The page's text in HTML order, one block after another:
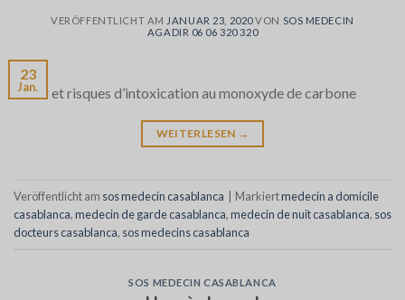
VERÖFFENTLICHT AM JANUAR 23, 2020VON SOS MEDECIN
AGADIR 06 06 320 320
23
Jan.
Hiver et risques d’intoxication au monoxyde de carbone
WEITERLESEN →
Veröffentlicht am sos medecin casablanca Markiertmedecin a domicile
casablanca,medecin de garde casablanca,medecin de nuit casablanca, sos
docteurs casablanca, sos medecins casablanca
SOS MEDECIN CASABLANCA